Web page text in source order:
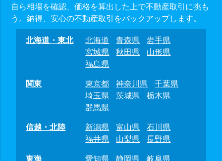
自ら相場を確認、価格を算出した上で不動産取引に挑も
う。納得、安心の不動産取引をバックアップします。
北海道・東北 北海道 青森県
岩手県
宮城県
秋田県
山形県
福島県
関東
東京都 神奈川県
千葉県
埼玉県
茨城県
栃木県
群馬県
信越・北陸
新潟県 富山県
石川県
福井県
山梨県
長野県
東海
愛知県 静岡県 岐阜県